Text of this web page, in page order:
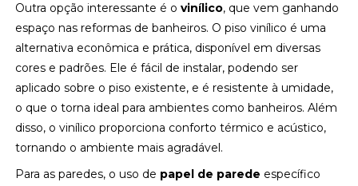
Outra opção interessante é ovinílico, que vem ganhando
espaço nas reformas de banheiros. O piso vinílico é uma
alternativa econômica e prática, disponível em diversas
cores e padrões. Ele é fácil de instalar, podendo ser
aplicado sobre o piso existente, e é resistente à umidade,
o que o torna ideal para ambientes como banheiros. Além
disso, o vinílico proporciona conforto térmico e acústico,
tornando o ambiente mais agradável.
Para as paredes, o uso de papel de parede específico